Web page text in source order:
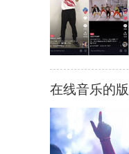
在线音乐的